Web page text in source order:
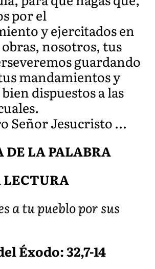
por el
y ejercitados en
obras, nosotros, tus
guardando
mandamientos y
dispuestos a las
Señor Jesucristo …
LA PALABRA
a tu pueblo por sus
Éxodo: 32,7-14